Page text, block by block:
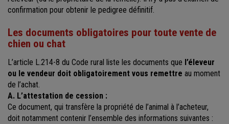
confirmation pour obtenir le pedigree définitif.
Les documents obligatoires pour toute vente de
chien ou chat
L’article L.214-8 du Code rural liste les documents que l’éleveur
ou le vendeur doit obligatoirement vous remettre au moment
de l’achat.
A. L’attestation de cession :
Ce document, qui transfère la propriété de l’animal à l’acheteur,
doit notamment contenir l’ensemble des informations suivantes :